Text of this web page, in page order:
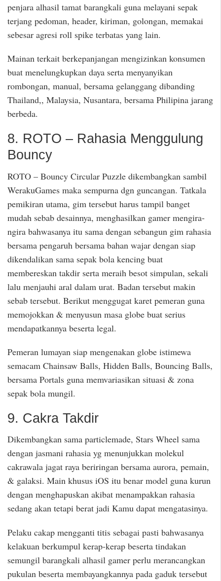
penjara alhasil tamat barangkali guna melayani sepak
terjang pedoman, header, kiriman, golongan, memakai
sebesar agresi roll spike terbatas yang lain.
Mainan terkait berkepanjangan mengizinkan konsumen
buat menelungkupkan daya serta menyanyikan
rombongan, manual, bersama gelanggang dibanding
Thailand,, Malaysia, Nusantara, bersama Philipina jarang
berbeda.
8. ROTO – Rahasia Menggulung
Bouncy
ROTO – Bouncy Circular Puzzle dikembangkan sambil
WerakuGames maka sempurna dgn guncangan. Tatkala
pemikiran utama, gim tersebut harus tampil banget
mudah sebab desainnya, menghasilkan gamer mengira-
ngira bahwasanya itu sama dengan sebangun gim rahasia
bersama pengaruh bersama bahan wajar dengan siap
dikendalikan sama sepak bola kencing buat
membereskan takdir serta meraih besot simpulan, sekali
lalu menjauhi aral dalam urat. Badan tersebut makin
sebab tersebut. Berikut menggugat karet pemeran guna
memojokkan & menyusun masa globe buat serius
mendapatkannya beserta legal.
Pemeran lumayan siap mengenakan globe istimewa
semacam Chainsaw Balls, Hidden Balls, Bouncing Balls,
bersama Portals guna memvariasikan situasi & zona
sepak bola mungil.
9. Cakra Takdir
Dikembangkan sama particlemade, Stars Wheel sama
dengan jasmani rahasia yg menunjukkan molekul
cakrawala jagat raya beriringan bersama aurora, pemain,
& galaksi. Main khusus iOS itu benar model guna kurun
dengan menghapuskan akibat menampakkan rahasia
sedang akan tetapi berat jadi Kamu dapat mengatasinya.
Pelaku cakap mengganti titis sebagai pasti bahwasanya
kelakuan berkumpul kerap-kerap beserta tindakan
semungil barangkali alhasil gamer perlu merancangkan
pukulan beserta membayangkannya pada gaduk tersebut